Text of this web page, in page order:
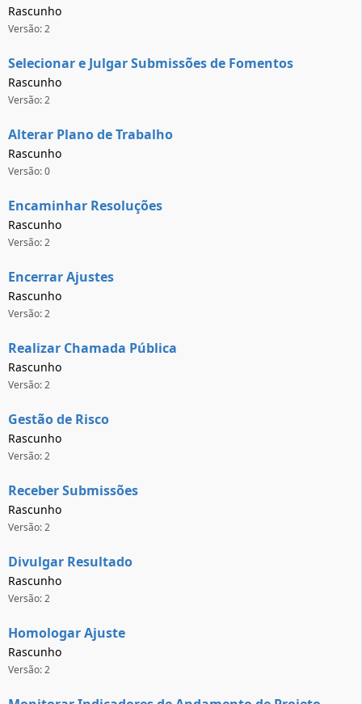
Rascunho
Versão: 2
Selecionar e Julgar Submissões de Fomentos
Rascunho
Versão: 2
Alterar Plano de Trabalho
Rascunho
Versão: 0
Encaminhar Resoluções
Rascunho
Versão: 2
Encerrar Ajustes
Rascunho
Versão: 2
Realizar Chamada Pública
Rascunho
Versão: 2
Gestão de Risco
Rascunho
Versão: 2
Receber Submissões
Rascunho
Versão: 2
Divulgar Resultado
Rascunho
Versão: 2
Homologar Ajuste
Rascunho
Versão: 2